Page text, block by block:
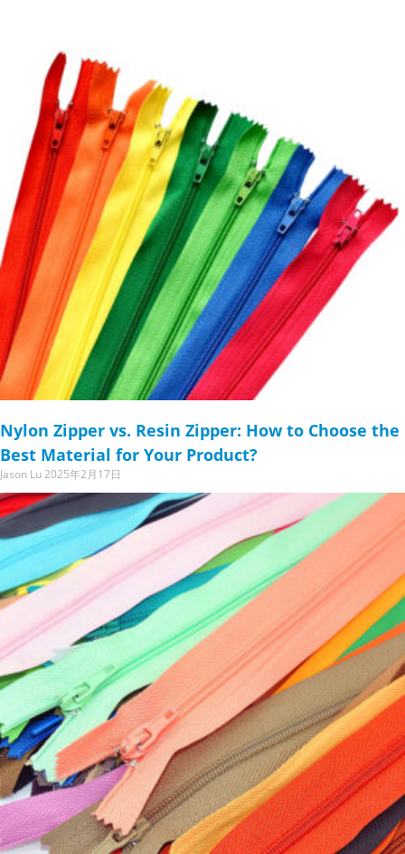
Nylon Zipper vs. Resin Zipper: How to Choose the
Best Material for Your Product?
Jason Lu2025年2月17日